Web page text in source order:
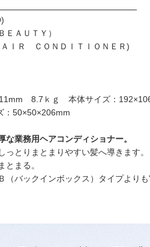
詳細
ＥＡＵＴＹ）
ＡＩＲ ＣＯＮＤＩＴＩＯＮＥＲ)
8.7ｋｇ 本体サイズ：
50×50×206mm
な業務用ヘアコンディショナー。
とりまとまりやすい髪へ導きます。
とまる。
（バックインボックス）タイプより